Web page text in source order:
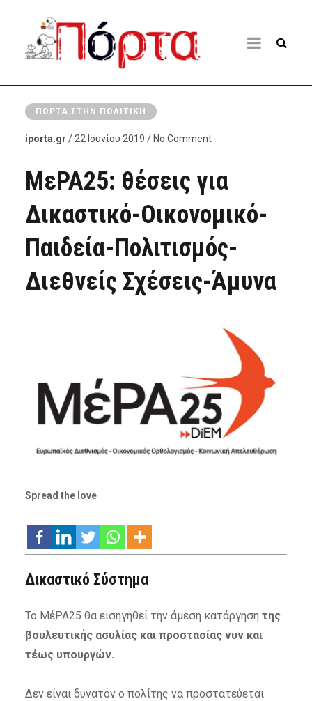
ΠΌΡΤΑ ΣΤΗΝ ΠΟΛΙΤΙΚΉ
iporta.gr / 22 Ιουνίου 2019 / No Comment
ΜεΡΑ25: θέσεις για
Δικαστικό-Οικονομικό-
Παιδεία-Πολιτισμός-
Διεθνείς Σχέσεις-Άμυνα
Spread the love
Δικαστικό Σύστημα
Το ΜέΡΑ25 θα εισηγηθεί την άμεση κατάργηση της
βουλευτικής ασυλίας και προστασίας νυν και
τέως υπουργών.
Δεν είναι δυνατόν ο πολίτης να προστατεύεται